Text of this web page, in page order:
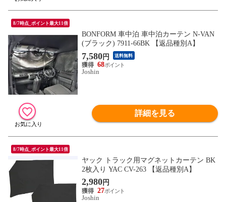
8/7時点_ポイント最大11倍
BONFORM 車中泊 車中泊カーテン N-VAN
(ブラック) 7911-66BK 【返品種別A】
7,580円 送料無料
68
Joshin
詳細を見る
8/7時点_ポイント最大11倍
ヤック トラック用マグネットカーテン BK
2枚入り YAC CV-263 【返品種別A】
2,980円
27
Joshin